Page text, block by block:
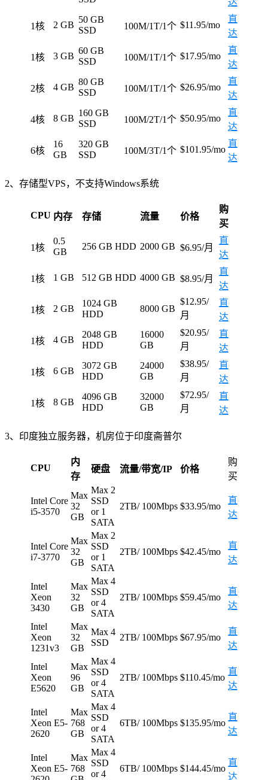
达
1核 2 GB
50 GB
SSD
100M/1T/1个 $11.95/mo
直
达
1核 3 GB
60 GB
SSD
100M/1T/1个 $17.95/mo
直
达
2核 4 GB
80 GB
SSD
100M/1T/1个 $26.95/mo
直
达
4核 8 GB
160 GB
SSD
100M/2T/1个 $50.95/mo
直
达
6核
16
GB
320 GB
SSD
100M/3T/1个 $101.95/mo
直
达
2、存储型VPS，不支持Windows系统
CPU 内存 存储 流量 价格
购
买
1核
0.5
GB
256 GB HDD 2000 GB $6.95/月
直
达
1核 1 GB 512 GB HDD 4000 GB $8.95/月
直
达
1核 2 GB
1024 GB
HDD
8000 GB
$12.95/
月
直
达
1核 4 GB
2048 GB
HDD
16000
GB
$20.95/
月
直
达
1核 6 GB
3072 GB
HDD
24000
GB
$38.95/
月
直
达
1核 8 GB
4096 GB
HDD
32000
GB
$72.95/
月
直
达
3、印度独立服务器，机房位于印度斋普尔
CPU
内
存
硬盘 流量/带宽/IP 价格
购
买
Intel Core
i5-3570
Max
32
GB
Max 2
SSD
or 1
SATA
2TB/ 100Mbps $33.95/mo
直
达
Intel Core
i7-3770
Max
32
GB
Max 2
SSD
or 1
SATA
2TB/ 100Mbps $42.45/mo
直
达
Intel
Xeon
3430
Max
32
GB
Max 4
SSD
or 4
SATA
2TB/ 100Mbps $59.45/mo
直
达
Intel
Xeon
1231v3
Max
32
GB
Max 4
SSD
2TB/ 100Mbps $67.95/mo
直
达
Intel
Xeon
E5620
Max
96
GB
Max 4
SSD
or 4
SATA
2TB/ 100Mbps $110.45/mo
直
达
Intel
Xeon E5-
2620
Max
768
GB
Max 4
SSD
or 4
SATA
6TB/ 100Mbps $135.95/mo
直
达
Intel
Xeon E5-
Max
768
Max 4
SSD
or 4
6TB/ 100Mbps $144.45/mo
直
达